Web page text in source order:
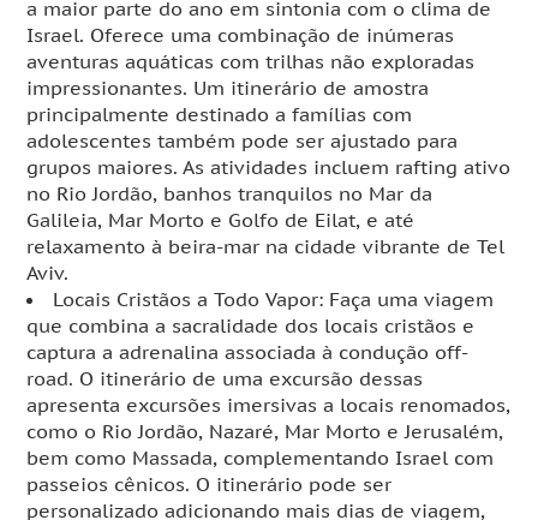
a maior parte do ano em sintonia com o clima de
Israel. Oferece uma combinação de inúmeras
aventuras aquáticas com trilhas não exploradas
impressionantes. Um itinerário de amostra
principalmente destinado a famílias com
adolescentes também pode ser ajustado para
grupos maiores. As atividades incluem rafting ativo
no Rio Jordão, banhos tranquilos no Mar da
Galileia, Mar Morto e Golfo de Eilat, e até
relaxamento à beira-mar na cidade vibrante de Tel
Aviv.
Locais Cristãos a Todo Vapor: Faça uma viagem
que combina a sacralidade dos locais cristãos e
captura a adrenalina associada à condução off-
road. O itinerário de uma excursão dessas
apresenta excursões imersivas a locais renomados,
como o Rio Jordão, Nazaré, Mar Morto e Jerusalém,
bem como Massada, complementando Israel com
passeios cênicos. O itinerário pode ser
personalizado adicionando mais dias de viagem,